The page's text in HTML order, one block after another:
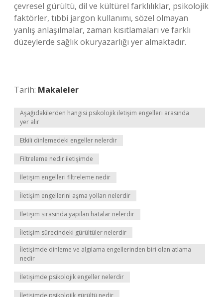
çevresel gürültü, dil ve kültürel farklılıklar, psikolojik
faktörler, tıbbi jargon kullanımı, sözel olmayan
yanlış anlaşılmalar, zaman kısıtlamaları ve farklı
düzeylerde sağlık okuryazarlığı yer almaktadır.
Tarih: Makaleler
Aşağıdakilerden hangisi psikolojik iletişim engelleri arasında
yer alır
Etkili dinlemedeki engeller nelerdir
Filtreleme nedir iletişimde
İletişim engelleri filtreleme nedir
İletişim engellerini aşma yolları nelerdir
İletişim sırasında yapılan hatalar nelerdir
İletişim sürecindeki gürültüler nelerdir
İletişimde dinleme ve algılama engellerinden biri olan atlama
nedir
İletişimde psikolojik engeller nelerdir
İletişimde psikolojik gürültü nedir